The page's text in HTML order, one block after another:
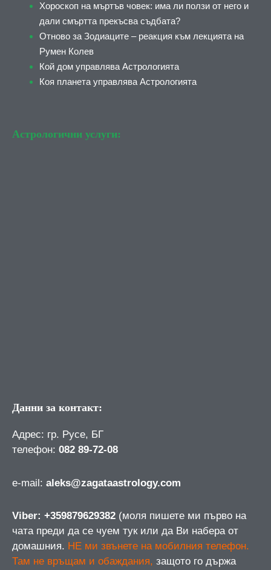
Хороскоп на мъртъв човек: има ли ползи от него и
дали смъртта прекъсва съдбата?
Отново за Зодиаците – реакция към лекцията на
Румен Колев
Кой дом управлява Астрологията
Коя планета управлява Астрологията
Астрологични услуги:
Данни за контакт:
Адрес: гр. Русе, БГ
телефон: 082 89-72-08
е-mail: aleks@zagataastrology.com
Viber: +359879629382 (моля пишете ми първо на
чата преди да се чуем тук или да Ви набера от
домашния. НЕ ми звънете на мобилния телефон.
Там не връщам и обаждания, защото го държа